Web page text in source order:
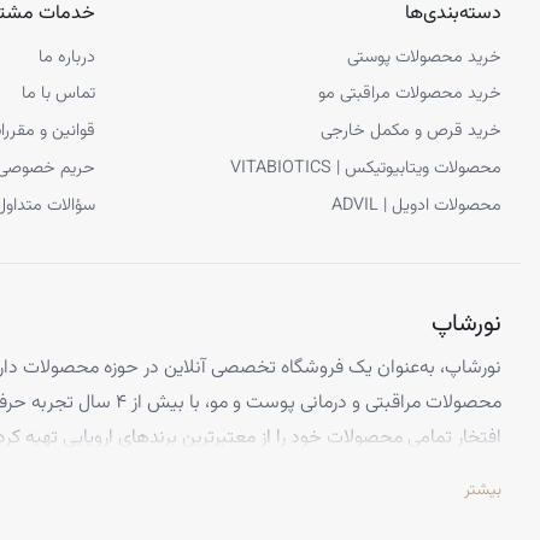
دسته‌بندی‌ها
خرید محصولات پوستی
خرید محصولات مراقبتی مو
خرید قرص و مکمل خارجی
محصولات ویتابیوتیکس | VITABIOTICS
محصولات ادویل | ADVIL
خدمات
درباره ما
تماس با ما
قوانین و
حریم
سؤالات
نورشاپ
نورشاپ، به‌عنوان یک فروشگاه تخصصی آنلاین در حوزه محصولات
محصولات مراقبتی و درمانی
افتخار تمامی محصولات خود را از معتبرترین برندهای اروپایی تهیه
تخصص ما ارائه محصولاتی است که از کیفیت و استانداردهای برتر جهانی
بیشتر